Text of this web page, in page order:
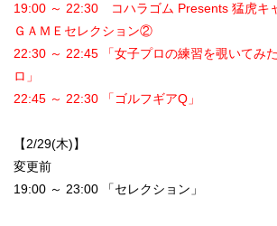
19:00 ～ 22:30 コハラゴム Presents 猛虎キ
ＧＡＭＥセレクション②
22:30 ～ 22:45 「女子プロの練習を覗いてみ
ロ」
22:45 ～ 22:30 「ゴルフギアQ」
【2/29(木)】
変更前
19:00 ～ 23:00 「セレクション」